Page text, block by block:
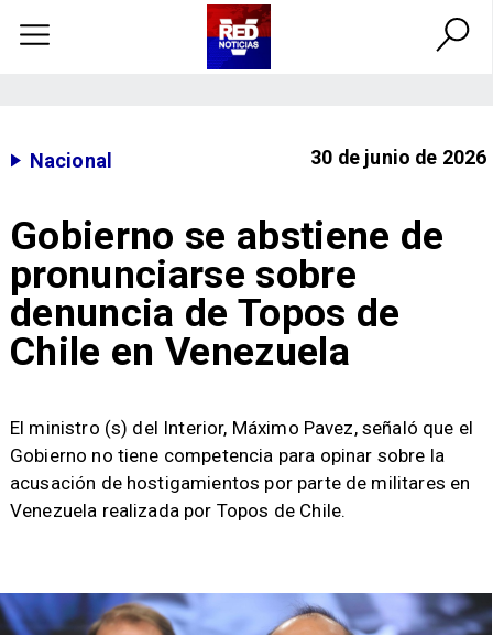
Nacional 30 de junio de 2026
Gobierno se abstiene de
pronunciarse sobre
denuncia de Topos de
Chile en Venezuela
El ministro (s) del Interior, Máximo Pavez, señaló que el
Gobierno no tiene competencia para opinar sobre la
acusación de hostigamientos por parte de militares en
Venezuela realizada por Topos de Chile.